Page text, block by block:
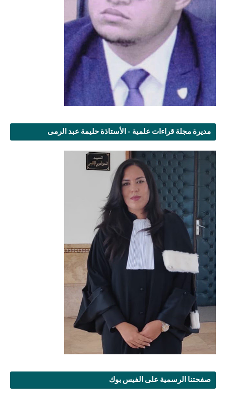
مديرة مجلة قراءات علمية - الأستاذة حليمة عبد الرمى
صفحتنا الرسمية على الفيس بوك